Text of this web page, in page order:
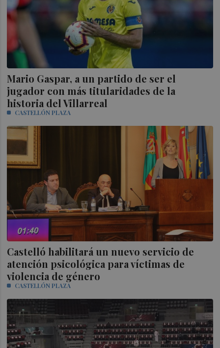
Mario Gaspar, a un partido de ser el
jugador con más titularidades de la
historia del Villarreal
CASTELLÓN PLAZA
Castelló habilitará un nuevo servicio de
atención psicológica para víctimas de
violencia de género
CASTELLÓN PLAZA